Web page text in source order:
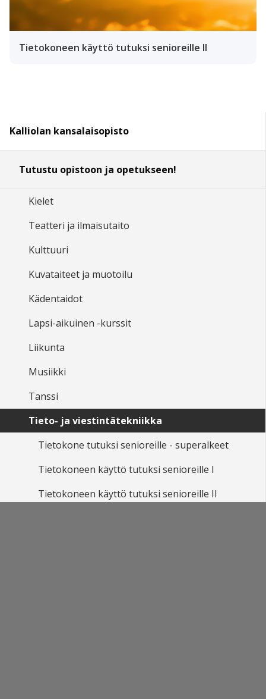
Tietokoneen käyttö tutuksi senioreille II
Kalliolan kansalaisopisto
Tutustu opistoon ja opetukseen!
Kielet
Teatteri ja ilmaisutaito
Kulttuuri
Kuvataiteet ja muotoilu
Kädentaidot
Lapsi-aikuinen -kurssit
Liikunta
Musiikki
Tanssi
Tieto- ja viestintätekniikka
Tietokone tutuksi senioreille - superalkeet
Tietokoneen käyttö tutuksi senioreille I
Tietokoneen käyttö tutuksi senioreille II